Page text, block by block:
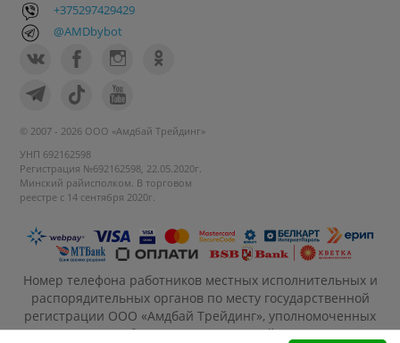
+375297429429
@AMDbybot
© 2007 - 2026 ООО «Амдбай Трейдинг»
УНП 692162598
Регистрация №692162598, 22.05.2020г.
Минский райисполком. В торговом
реестре с 14 сентября 2020г.
Номер телефона работников местных исполнительных и
распорядительных органов по месту государственной
регистрации ООО «Амдбай Трейдинг», уполномоченных
рассматривать обращения покупателей: +375 17 270-35-